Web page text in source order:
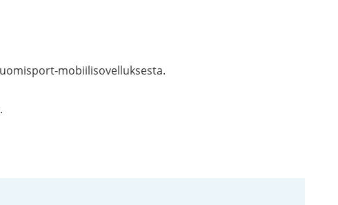
mobiilisovelluksesta.